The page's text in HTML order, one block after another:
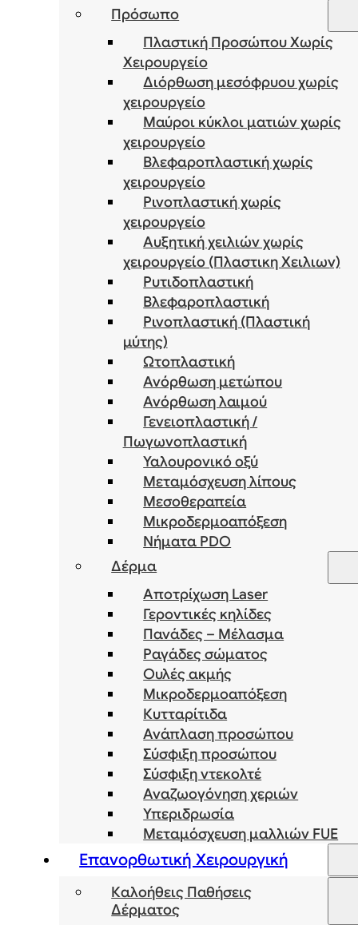
Πρόσωπο
Πλαστική Προσώπου Χωρίς
Χειρουργείο
Διόρθωση μεσόφρυου χωρίς
χειρουργείο
Μαύροι κύκλοι ματιών χωρίς
χειρουργείο
Βλεφαροπλαστική χωρίς
χειρουργείο
Ρινοπλαστική χωρίς
χειρουργείο
Αυξητική χειλιών χωρίς
χειρουργείο (Πλαστικη Χειλιων)
Ρυτιδοπλαστική
Βλεφαροπλαστική
Ρινοπλαστική (Πλαστική
μύτης)
Ωτοπλαστική
Ανόρθωση μετώπου
Ανόρθωση λαιμού
Γενειοπλαστική /
Πωγωνοπλαστική
Υαλουρονικό οξύ
Μεταμόσχευση λίπους
Μεσοθεραπεία
Μικροδερμοαπόξεση
Νήματα PDO
Δέρμα
Αποτρίχωση Laser
Γεροντικές κηλίδες
Πανάδες – Μέλασμα
Ραγάδες σώματος
Ουλές ακμής
Μικροδερμοαπόξεση
Κυτταρίτιδα
Ανάπλαση προσώπου
Σύσφιξη προσώπου
Σύσφιξη ντεκολτέ
Αναζωογόνηση χεριών
Υπεριδρωσία
Μεταμόσχευση μαλλιών FUE
Επανορθωτική Χειρουργική
Καλοήθεις Παθήσεις
Δέρματος